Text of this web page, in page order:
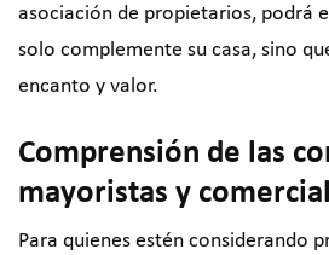
asociación de propietarios, podrá
solo complemente su casa, sino
encanto y valor.
Comprensión de las
mayoristas y
Para quienes estén considerando